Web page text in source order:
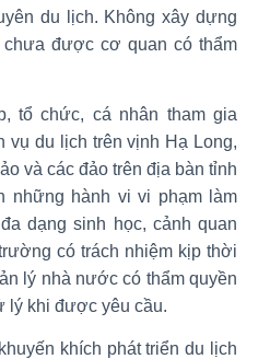
du lịch. Không xây dựng
được cơ quan có thẩm
tổ chức, cá nhân tham gia
vụ du lịch trên vịnh Hạ Long,
và các đảo trên địa bàn tỉnh
những hành vi vi phạm làm
dạng sinh học, cảnh quan
có trách nhiệm kịp thời
lý nhà nước có thẩm quyền
lý khi được yêu cầu.
khích phát triển du lịch